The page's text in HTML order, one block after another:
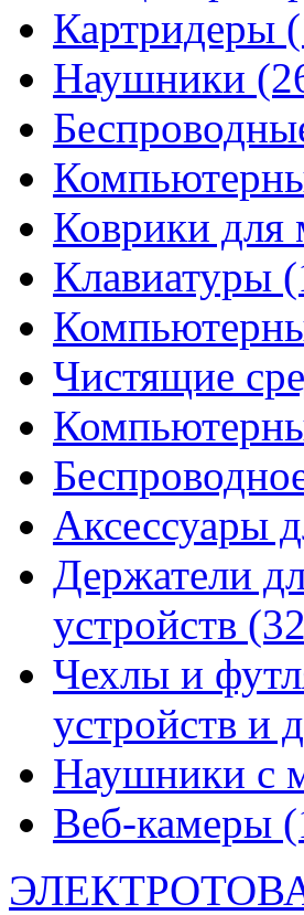
Картридеры
Наушники
Коврики
Клавиатуры
Чистящие
Аксессуары
Держатели
устройств
Чехлы и
устройств и
Наушники с
Веб-камеры